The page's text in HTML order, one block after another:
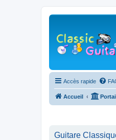
Accès rapide
Accueil
Guitare